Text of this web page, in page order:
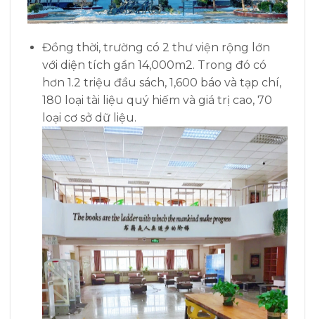
Đồng thời, trường có 2 thư viện rộng lớn
với diện tích gần 14,000m2. Trong đó có
hơn 1.2 triệu đầu sách, 1,600 báo và tạp chí,
180 loại tài liệu quý hiếm và giá trị cao, 70
loại cơ sở dữ liệu.